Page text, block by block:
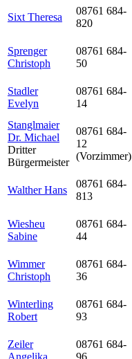
Sixt Theresa
08761 684-
820
Sprenger
Christoph
08761 684-
50
Stadler
Evelyn
08761 684-
14
Stanglmaier
Dr. Michael
Dritter
Bürgermeister
08761 684-
12
(Vorzimmer)
Walther Hans
08761 684-
813
Wiesheu
Sabine
08761 684-
44
Wimmer
Christoph
08761 684-
36
Winterling
Robert
08761 684-
93
Zeiler
Angelika
08761 684-
96